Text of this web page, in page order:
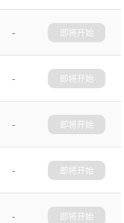
-
即将开始
-
即将开始
-
即将开始
-
即将开始
-
即将开始